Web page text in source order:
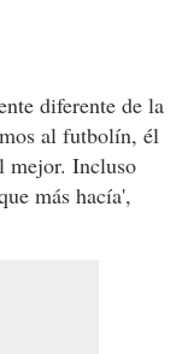
diferente de la
al futbolín, él
mejor. Incluso
más hacía',